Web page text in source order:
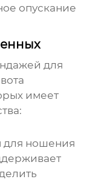
опускание
для
имеет
для ношения